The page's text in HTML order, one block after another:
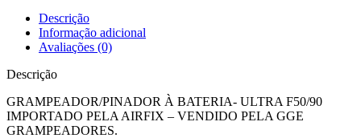
Descrição
Informação adicional
Avaliações (0)
Descrição
GRAMPEADOR/PINADOR À BATERIA- ULTRA F50/90
IMPORTADO PELA AIRFIX – VENDIDO PELA GGE
GRAMPEADORES.